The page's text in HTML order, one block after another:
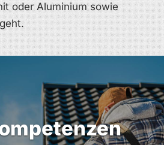
oder Aluminium sowie